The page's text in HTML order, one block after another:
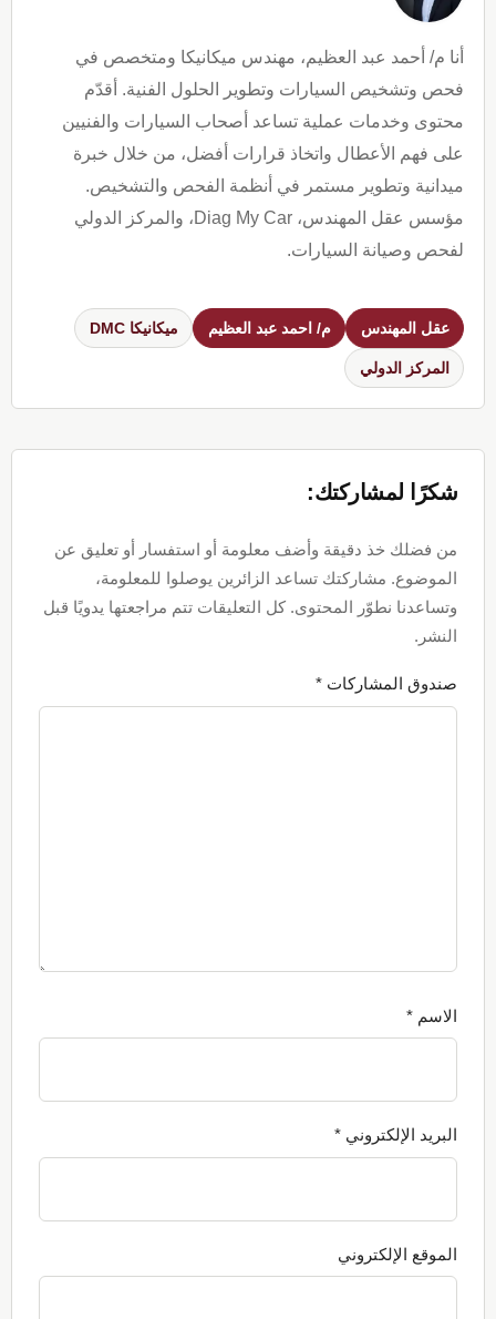
أنا م/ أحمد عبد العظيم، مهندس ميكانيكا ومتخصص في
فحص وتشخيص السيارات وتطوير الحلول الفنية. أقدّم
محتوى وخدمات عملية تساعد أصحاب السيارات والفنيين
على فهم الأعطال واتخاذ قرارات أفضل، من خلال خبرة
ميدانية وتطوير مستمر في أنظمة الفحص والتشخيص.
مؤسس عقل المهندس، Diag My Car، والمركز الدولي
لفحص وصيانة السيارات.
عقل المهندس م/ احمد عبد العظيم ميكانيكا DMC
المركز الدولي
Interactions
شكرًا لمشاركتك:
من فضلك خذ دقيقة وأضف معلومة أو استفسار أو تعليق عن
الموضوع. مشاركتك تساعد الزائرين يوصلوا للمعلومة،
وتساعدنا نطوّر المحتوى. كل التعليقات تتم مراجعتها يدويًا قبل
النشر.
صندوق المشاركات *
الاسم *
البريد الإلكتروني *
الموقع الإلكتروني